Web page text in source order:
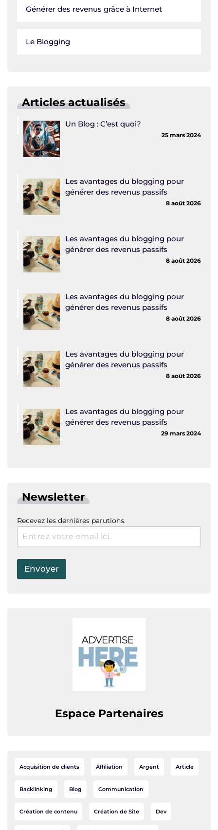
Générer des revenus grâce à Internet
Le Blogging
Articles actualisés
Un Blog : C’est quoi?
25 mars 2024
Les avantages du blogging pour
générer des revenus passifs
8 août 2026
Les avantages du blogging pour
générer des revenus passifs
8 août 2026
Les avantages du blogging pour
générer des revenus passifs
8 août 2026
Les avantages du blogging pour
générer des revenus passifs
8 août 2026
Les avantages du blogging pour
générer des revenus passifs
29 mars 2024
Newsletter
Recevez les dernières parutions.
Espace Partenaires
Acquisition de clients Affiliation Argent Article
Backlinking Blog Communication
Création de contenu Création de Site Dev